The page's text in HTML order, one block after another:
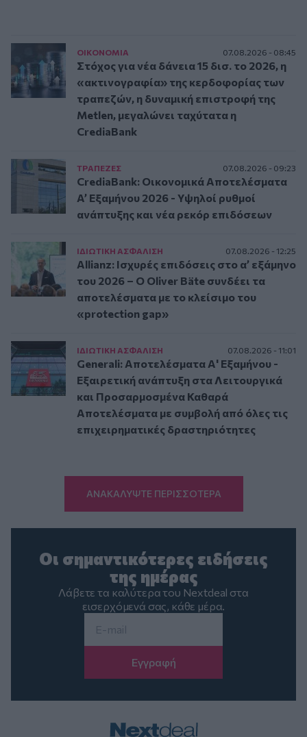
ΟΙΚΟΝΟΜΙΑ 07.08.2026 - 08:45
Στόχος για νέα δάνεια 15 δισ. το 2026, η
«ακτινογραφία» της κερδοφορίας των
τραπεζών, η δυναμική επιστροφή της
Metlen, μεγαλώνει ταχύτατα η
CrediaBank
ΤΡAΠΕΖΕΣ 07.08.2026 - 09:23
CrediaBank: Οικονομικά Αποτελέσματα
A’ Εξαμήνου 2026 - Υψηλοί ρυθμοί
ανάπτυξης και νέα ρεκόρ επιδόσεων
ΙΔΙΩΤΙΚΗ ΑΣΦAΛΙΣΗ 07.08.2026 - 12:25
Allianz: Ισχυρές επιδόσεις στο α’ εξάμηνο
του 2026 – Ο Oliver Bäte συνδέει τα
αποτελέσματα με το κλείσιμο του
«protection gap»
ΙΔΙΩΤΙΚΗ ΑΣΦAΛΙΣΗ 07.08.2026 - 11:01
Generali: Αποτελέσματα Α' Εξαμήνου -
Εξαιρετική ανάπτυξη στα Λειτουργικά
και Προσαρμοσμένα Καθαρά
Αποτελέσματα με συμβολή από όλες τις
επιχειρηματικές δραστηριότητες
ΑΝΑΚΑΛΥΨΤΕ ΠΕΡΙΣΣΟΤΕΡΑ
Οι σημαντικότερες ειδήσεις
της ημέρας
Λάβετε τα καλύτερα του Nextdeal στα
εισερχόμενά σας, κάθε μέρα.